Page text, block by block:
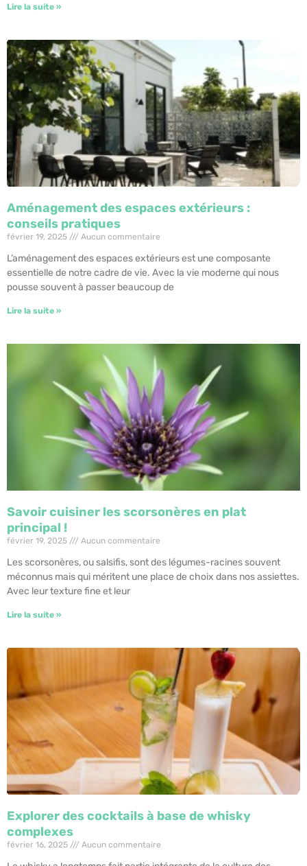
Lire la suite »
Aménagement des espaces extérieurs :
conseils pratiques
février 19, 2025 Aucun commentaire
L’aménagement des espaces extérieurs est une composante
essentielle de notre cadre de vie. Avec la vie moderne qui nous
pousse souvent à passer beaucoup de
Lire la suite »
Savoir cuisiner les scorsonères en plat
principal !
février 19, 2025 Aucun commentaire
Les scorsonères, ou salsifis, sont des légumes-racines souvent
méconnus mais qui méritent une place de choix dans nos assiettes.
Avec leur texture fine et leur
Lire la suite »
Explorer des cocktails à base de whisky
complexes
février 16, 2025 Aucun commentaire